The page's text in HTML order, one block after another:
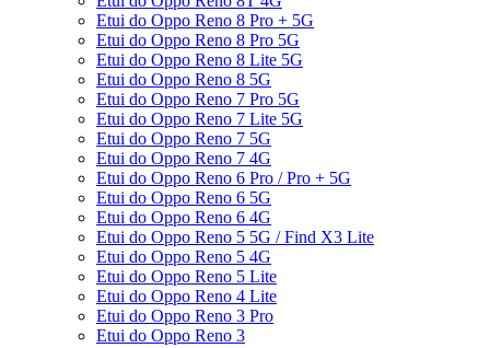
Etui do Oppo Reno 8 Pro + 5G
Etui do Oppo Reno 8 Pro 5G
Etui do Oppo Reno 8 Lite 5G
Etui do Oppo Reno 8 5G
Etui do Oppo Reno 7 Pro 5G
Etui do Oppo Reno 7 Lite 5G
Etui do Oppo Reno 7 5G
Etui do Oppo Reno 7 4G
Etui do Oppo Reno 6 Pro / Pro + 5G
Etui do Oppo Reno 6 5G
Etui do Oppo Reno 6 4G
Etui do Oppo Reno 5 5G / Find X3 Lite
Etui do Oppo Reno 5 4G
Etui do Oppo Reno 5 Lite
Etui do Oppo Reno 4 Lite
Etui do Oppo Reno 3 Pro
Etui do Oppo Reno 3